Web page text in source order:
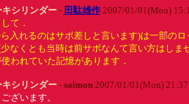
キシリンダー- 田駄雄作2007/01/01(Mon)
て．
入れるのはサボ差しと言います)は一部の
なくとも当時は前サボなんて言い方はし
われていた記憶があります．
キシリンダー- saimon2007/01/01(Mon) 21:37
ざいます。